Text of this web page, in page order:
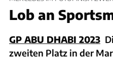
Lob an
GP ABU DHABI 2023
zweiten Platz in der